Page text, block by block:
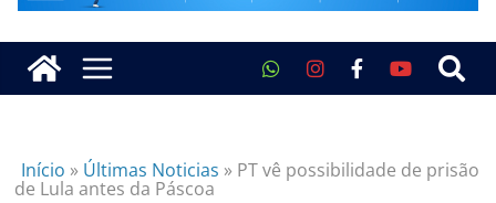
Início » Últimas Noticias » PT vê possibilidade de prisão
de Lula antes da Páscoa